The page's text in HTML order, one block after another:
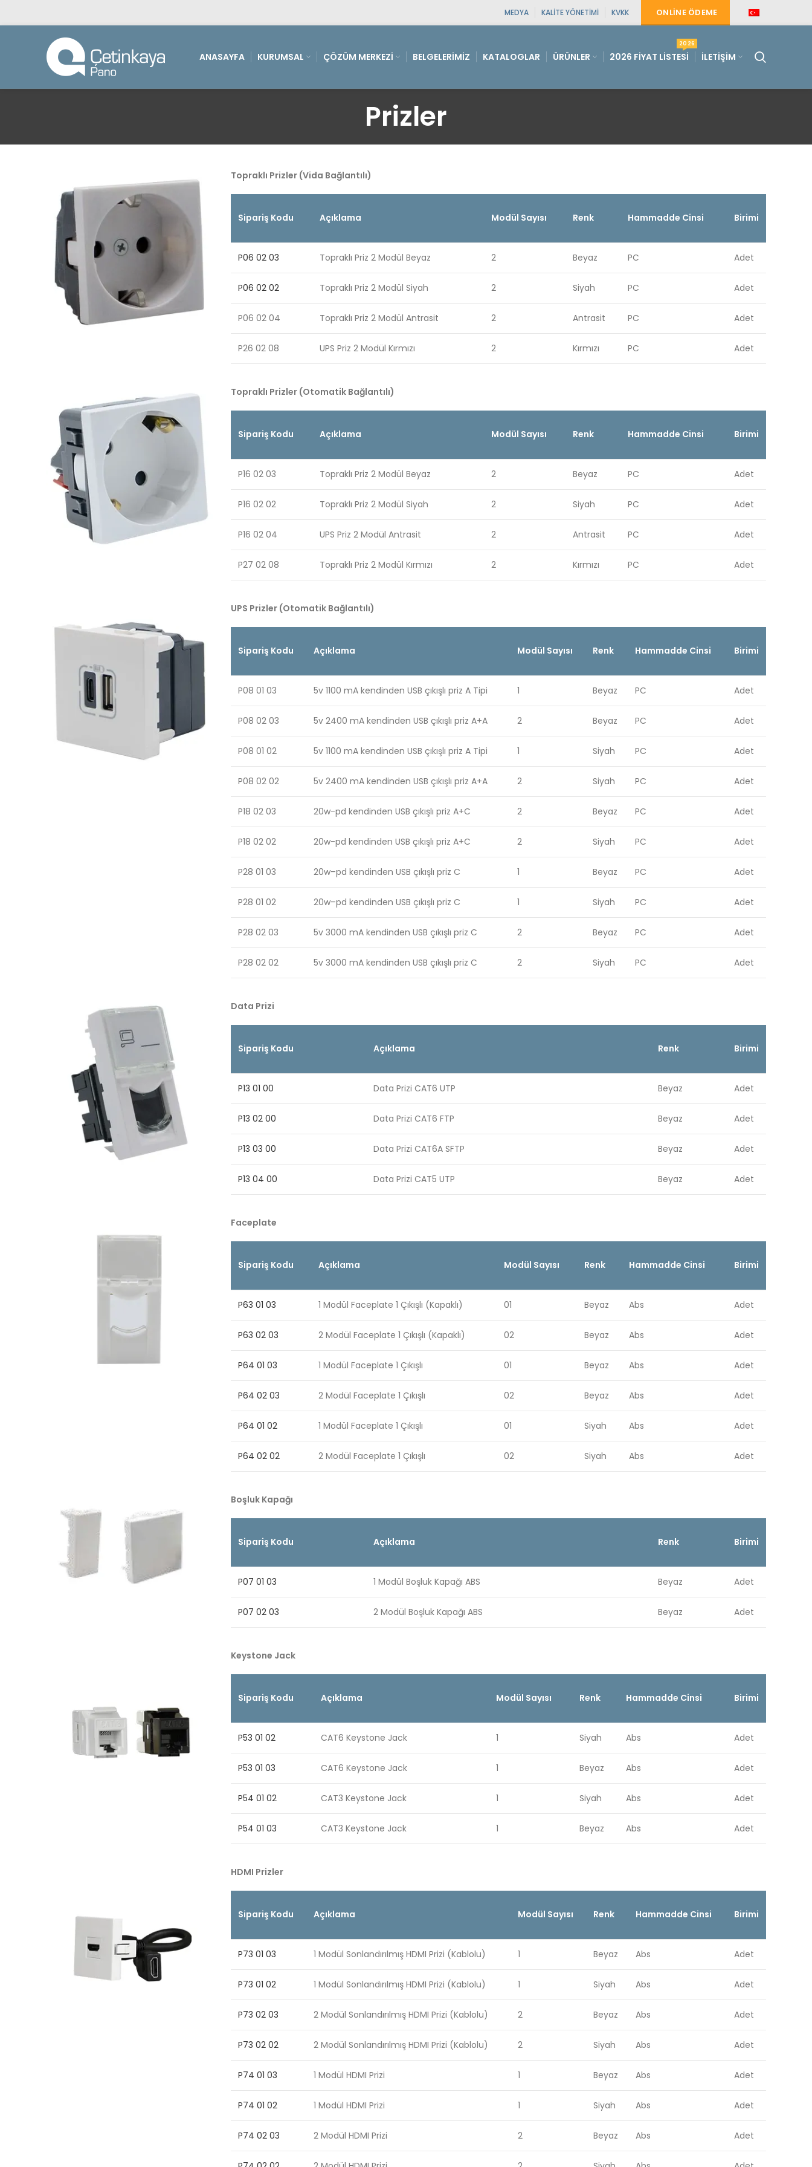
MEDYA KALITE YÖNETIMI KVKK ONLINE ÖDEME
ANASAYFA KURUMSAL ÇÖZÜM MERKEZI BELGELERIMIZ KATALOGLAR ÜRÜNLER 2026 FIYAT LISTESI
2026
İLETIŞIM
Prizler
Topraklı Prizler (Vida Bağlantılı)
Sipariş Kodu Açıklama Modül Sayısı Renk Hammadde Cinsi Birimi
P06 02 03 Topraklı Priz 2 Modül Beyaz 2 Beyaz PC Adet
P06 02 02 Topraklı Priz 2 Modül Siyah 2 Siyah PC Adet
P06 02 04 Topraklı Priz 2 Modül Antrasit 2 Antrasit PC Adet
P26 02 08 UPS Priz 2 Modül Kırmızı 2 Kırmızı PC Adet
Topraklı Prizler (Otomatik Bağlantılı)
Sipariş Kodu Açıklama Modül Sayısı Renk Hammadde Cinsi Birimi
P16 02 03 Topraklı Priz 2 Modül Beyaz 2 Beyaz PC Adet
P16 02 02 Topraklı Priz 2 Modül Siyah 2 Siyah PC Adet
P16 02 04 UPS Priz 2 Modül Antrasit 2 Antrasit PC Adet
P27 02 08 Topraklı Priz 2 Modül Kırmızı 2 Kırmızı PC Adet
UPS Prizler (Otomatik Bağlantılı)
Sipariş Kodu Açıklama Modül Sayısı Renk Hammadde Cinsi Birimi
P08 01 03 5v 1100 mA kendinden USB çıkışlı priz A Tipi 1 Beyaz PC Adet
P08 02 03 5v 2400 mA kendinden USB çıkışlı priz A+A 2 Beyaz PC Adet
P08 01 02 5v 1100 mA kendinden USB çıkışlı priz A Tipi 1 Siyah PC Adet
P08 02 02 5v 2400 mA kendinden USB çıkışlı priz A+A 2 Siyah PC Adet
P18 02 03 20w-pd kendinden USB çıkışlı priz A+C 2 Beyaz PC Adet
P18 02 02 20w-pd kendinden USB çıkışlı priz A+C 2 Siyah PC Adet
P28 01 03 20w–pd kendinden USB çıkışlı priz C 1 Beyaz PC Adet
P28 01 02 20w–pd kendinden USB çıkışlı priz C 1 Siyah PC Adet
P28 02 03 5v 3000 mA kendinden USB çıkışlı priz C 2 Beyaz PC Adet
P28 02 02 5v 3000 mA kendinden USB çıkışlı priz C 2 Siyah PC Adet
Data Prizi
Sipariş Kodu Açıklama Renk Birimi
P13 01 00 Data Prizi CAT6 UTP Beyaz Adet
P13 02 00 Data Prizi CAT6 FTP Beyaz Adet
P13 03 00 Data Prizi CAT6A SFTP Beyaz Adet
P13 04 00 Data Prizi CAT5 UTP Beyaz Adet
Faceplate
Sipariş Kodu Açıklama Modül Sayısı Renk Hammadde Cinsi Birimi
P63 01 03 1 Modül Faceplate 1 Çıkışlı (Kapaklı) 01 Beyaz Abs Adet
P63 02 03 2 Modül Faceplate 1 Çıkışlı (Kapaklı) 02 Beyaz Abs Adet
P64 01 03 1 Modül Faceplate 1 Çıkışlı 01 Beyaz Abs Adet
P64 02 03 2 Modül Faceplate 1 Çıkışlı 02 Beyaz Abs Adet
P64 01 02 1 Modül Faceplate 1 Çıkışlı 01 Siyah Abs Adet
P64 02 02 2 Modül Faceplate 1 Çıkışlı 02 Siyah Abs Adet
Boşluk Kapağı
Sipariş Kodu Açıklama Renk Birimi
P07 01 03 1 Modül Boşluk Kapağı ABS Beyaz Adet
P07 02 03 2 Modül Boşluk Kapağı ABS Beyaz Adet
Keystone Jack
Sipariş Kodu Açıklama Modül Sayısı Renk Hammadde Cinsi Birimi
P53 01 02 CAT6 Keystone Jack 1 Siyah Abs Adet
P53 01 03 CAT6 Keystone Jack 1 Beyaz Abs Adet
P54 01 02 CAT3 Keystone Jack 1 Siyah Abs Adet
P54 01 03 CAT3 Keystone Jack 1 Beyaz Abs Adet
HDMI Prizler
Sipariş Kodu Açıklama Modül Sayısı Renk Hammadde Cinsi Birimi
P73 01 03 1 Modül Sonlandırılmış HDMI Prizi (Kablolu) 1 Beyaz Abs Adet
P73 01 02 1 Modül Sonlandırılmış HDMI Prizi (Kablolu) 1 Siyah Abs Adet
P73 02 03 2 Modül Sonlandırılmış HDMI Prizi (Kablolu) 2 Beyaz Abs Adet
P73 02 02 2 Modül Sonlandırılmış HDMI Prizi (Kablolu) 2 Siyah Abs Adet
P74 01 03 1 Modül HDMI Prizi 1 Beyaz Abs Adet
P74 01 02 1 Modül HDMI Prizi 1 Siyah Abs Adet
P74 02 03 2 Modül HDMI Prizi 2 Beyaz Abs Adet